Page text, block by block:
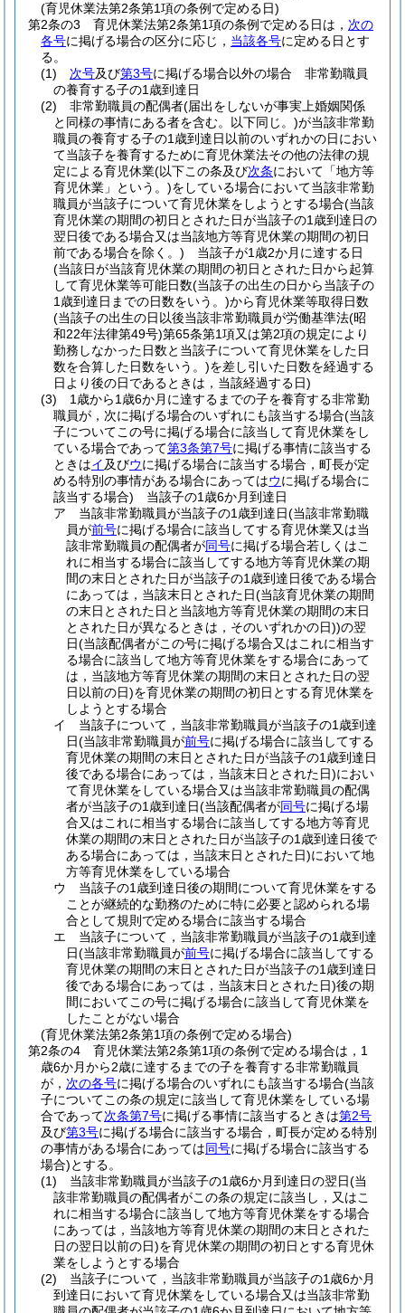
(育児休業法第2条第1項の条例で定める日)
第2条の3
育児休業法第2条第1項の条例で定める日は， 次の
各号に掲げる場合の区分に応じ， 当該各号に定める日とす
る。
(1)
次号及び第3号に掲げる場合以外の場合 非常勤職員
の養育する子の1歳到達日
(2)
非常勤職員の配偶者(届出をしないが事実上婚姻関係
と同様の事情にある者を含む。以下同じ。)が当該非常勤
職員の養育する子の1歳到達日以前のいずれかの日におい
て当該子を養育するために育児休業法その他の法律の規
定による育児休業(以下この条及び次条において「地方等
育児休業」という。)をしている場合において当該非常勤
職員が当該子について育児休業をしようとする場合(当該
育児休業の期間の初日とされた日が当該子の1歳到達日の
翌日後である場合又は当該地方等育児休業の期間の初日
前である場合を除く。) 当該子が1歳2か月に達する日
(当該日が当該育児休業の期間の初日とされた日から起算
して育児休業等可能日数(当該子の出生の日から当該子の
1歳到達日までの日数をいう。)から育児休業等取得日数
(当該子の出生の日以後当該非常勤職員が労働基準法(昭
和22年法律第49号)第65条第1項又は第2項の規定により
勤務しなかった日数と当該子について育児休業をした日
数を合算した日数をいう。)を差し引いた日数を経過する
日より後の日であるときは，当該経過する日)
(3)
1歳から1歳6か月に達するまでの子を養育する非常勤
職員が，次に掲げる場合のいずれにも該当する場合(当該
子についてこの号に掲げる場合に該当して育児休業をし
ている場合であって第3条第7号に掲げる事情に該当する
ときはイ及びウに掲げる場合に該当する場合，町長が定
める特別の事情がある場合にあってはウに掲げる場合に
該当する場合) 当該子の1歳6か月到達日
ア
当該非常勤職員が当該子の1歳到達日(当該非常勤職
員が前号に掲げる場合に該当してする育児休業又は当
該非常勤職員の配偶者が同号に掲げる場合若しくはこ
れに相当する場合に該当してする地方等育児休業の期
間の末日とされた日が当該子の1歳到達日後である場合
にあっては，当該末日とされた日(当該育児休業の期間
の末日とされた日と当該地方等育児休業の期間の末日
とされた日が異なるときは，そのいずれかの日))の翌
日(当該配偶者がこの号に掲げる場合又はこれに相当す
る場合に該当して地方等育児休業をする場合にあって
は，当該地方等育児休業の期間の末日とされた日の翌
日以前の日)を育児休業の期間の初日とする育児休業を
しようとする場合
イ
当該子について，当該非常勤職員が当該子の1歳到達
日(当該非常勤職員が前号に掲げる場合に該当してする
育児休業の期間の末日とされた日が当該子の1歳到達日
後である場合にあっては，当該末日とされた日)におい
て育児休業をしている場合又は当該非常勤職員の配偶
者が当該子の1歳到達日(当該配偶者が同号に掲げる場
合又はこれに相当する場合に該当してする地方等育児
休業の期間の末日とされた日が当該子の1歳到達日後で
ある場合にあっては，当該末日とされた日)において地
方等育児休業をしている場合
ウ
当該子の1歳到達日後の期間について育児休業をする
ことが継続的な勤務のために特に必要と認められる場
合として規則で定める場合に該当する場合
エ
当該子について，当該非常勤職員が当該子の1歳到達
日(当該非常勤職員が前号に掲げる場合に該当してする
育児休業の期間の末日とされた日が当該子の1歳到達日
後である場合にあっては，当該末日とされた日)後の期
間においてこの号に掲げる場合に該当して育児休業を
したことがない場合
(育児休業法第2条第1項の条例で定める場合)
第2条の4
育児休業法第2条第1項の条例で定める場合は，1
歳6か月から2歳に達するまでの子を養育する非常勤職員
が， 次の各号に掲げる場合のいずれにも該当する場合(当該
子についてこの条の規定に該当して育児休業をしている場
合であって次条第7号に掲げる事情に該当するときは第2号
及び第3号に掲げる場合に該当する場合，町長が定める特別
の事情がある場合にあっては同号に掲げる場合に該当する
場合)とする。
(1)
当該非常勤職員が当該子の1歳6か月到達日の翌日(当
該非常勤職員の配偶者がこの条の規定に該当し，又はこ
れに相当する場合に該当して地方等育児休業をする場合
にあっては，当該地方等育児休業の期間の末日とされた
日の翌日以前の日)を育児休業の期間の初日とする育児休
業をしようとする場合
(2)
当該子について，当該非常勤職員が当該子の1歳6か月
到達日において育児休業をしている場合又は当該非常勤